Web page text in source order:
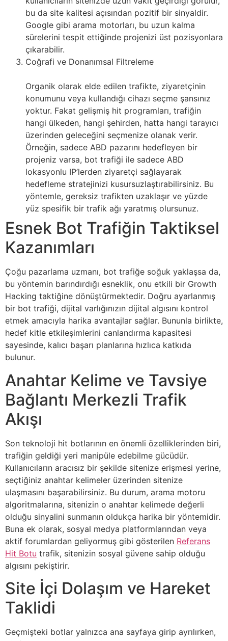
bu da site kalitesi açısından pozitif bir sinyaldir.
Google gibi arama motorları, bu uzun kalma
sürelerini tespit ettiğinde projenizi üst pozisyonlara
çıkarabilir.
Coğrafi ve Donanımsal Filtreleme
Organik olarak elde edilen trafikte, ziyaretçinin
konumunu veya kullandığı cihazı seçme şansınız
yoktur. Fakat gelişmiş hit programları, trafiğin
hangi ülkeden, hangi şehirden, hatta hangi tarayıcı
üzerinden geleceğini seçmenize olanak verir.
Örneğin, sadece ABD pazarını hedefleyen bir
projeniz varsa, bot trafiği ile sadece ABD
lokasyonlu IP’lerden ziyaretçi sağlayarak
hedefleme stratejinizi kusursuzlaştırabilirsiniz. Bu
yöntemle, gereksiz trafikten uzaklaşır ve yüzde
yüz spesifik bir trafik ağı yaratmış olursunuz.
Esnek Bot Trafiğin Taktiksel
Kazanımları
Çoğu pazarlama uzmanı, bot trafiğe soğuk yaklaşsa da,
bu yöntemin barındırdığı esneklik, onu etkili bir Growth
Hacking taktiğine dönüştürmektedir. Doğru ayarlanmış
bir bot trafiği, dijital varlığınızın dijital algısını kontrol
etmek amacıyla harika avantajlar sağlar. Bununla birlikte,
hedef kitle etkileşimlerini canlandırma kapasitesi
sayesinde, kalıcı başarı planlarına hızlıca katkıda
bulunur.
Anahtar Kelime ve Tavsiye
Bağlantı Merkezli Trafik
Akışı
Son teknoloji hit botlarının en önemli özelliklerinden biri,
trafiğin geldiği yeri manipüle edebilme gücüdür.
Kullanıcıların aracısız bir şekilde sitenize erişmesi yerine,
seçtiğiniz anahtar kelimeler üzerinden sitenize
ulaşmasını başarabilirsiniz. Bu durum, arama motoru
algoritmalarına, sitenizin o anahtar kelimede değerli
olduğu sinyalini sunmanın oldukça harika bir yöntemidir.
Buna ek olarak, sosyal medya platformlarından veya
aktif forumlardan geliyormuş gibi gösterilen Referans
Hit Botu trafik, sitenizin sosyal güvene sahip olduğu
algısını pekiştirir.
Site İçi Dolaşım ve Hareket
Taklidi
Geçmişteki botlar yalnızca ana sayfaya girip ayrılırken,